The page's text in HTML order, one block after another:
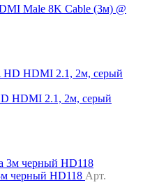
Male 8K Cable (3м) @
HDMI 2.1, 2м, серый
черный HD118 Арт.